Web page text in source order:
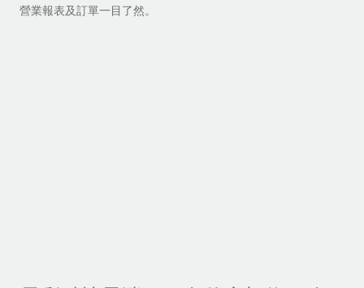
營業報表及訂單一目了然。